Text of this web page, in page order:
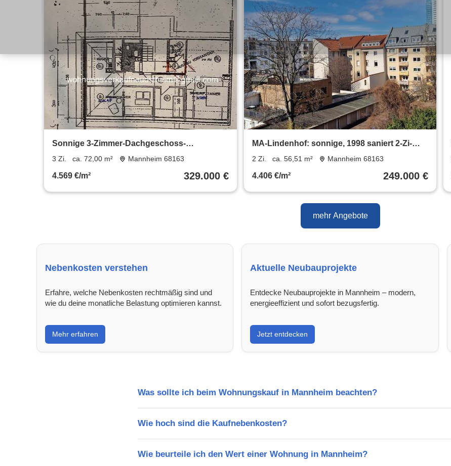
Sonnige 3-Zimmer-Dachgeschoss-
Eigentumswohnung in Neuostheim
3 Zi. ca. 72,00 m² Mannheim 68163
4.569 €/m² 329.000 €
MA-Lindenhof: sonnige, 1998 saniert 2-Zi-
Wohnung mit Balkon + EBK
2 Zi. ca. 56,51 m² Mannheim 68163
4.406 €/m² 249.000 €
mehr Angebote
Nebenkosten verstehen
Erfahre, welche Nebenkosten rechtmäßig sind und
wie du deine monatliche Belastung optimieren kannst.
Mehr erfahren
Aktuelle Neubauprojekte
Entdecke Neubauprojekte in Mannheim – modern,
energieeffizient und sofort bezugsfertig.
Jetzt entdecken
Was sollte ich beim Wohnungskauf in Mannheim beachten?
Wie hoch sind die Kaufnebenkosten?
Wie beurteile ich den Wert einer Wohnung in Mannheim?